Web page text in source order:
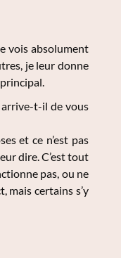
vois absolument
je leur donne
arrive-t-il de vous
et ce n’est pas
dire. C’est tout
pas, ou ne
mais certains s’y